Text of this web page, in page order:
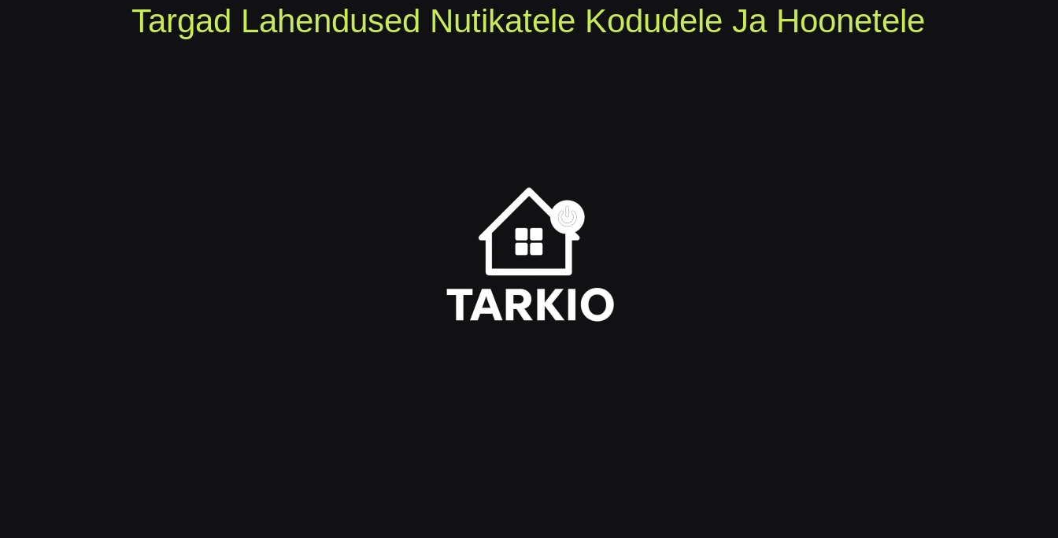
Targad Lahendused Nutikatele Kodudele Ja Hoonetele